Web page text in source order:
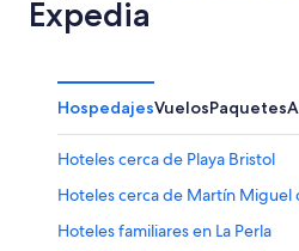
Expedia
HospedajesVuelosPaquetes
Hoteles cerca de Playa Bristol
Hoteles cerca de Martín Miguel
Hoteles familiares en La Perla